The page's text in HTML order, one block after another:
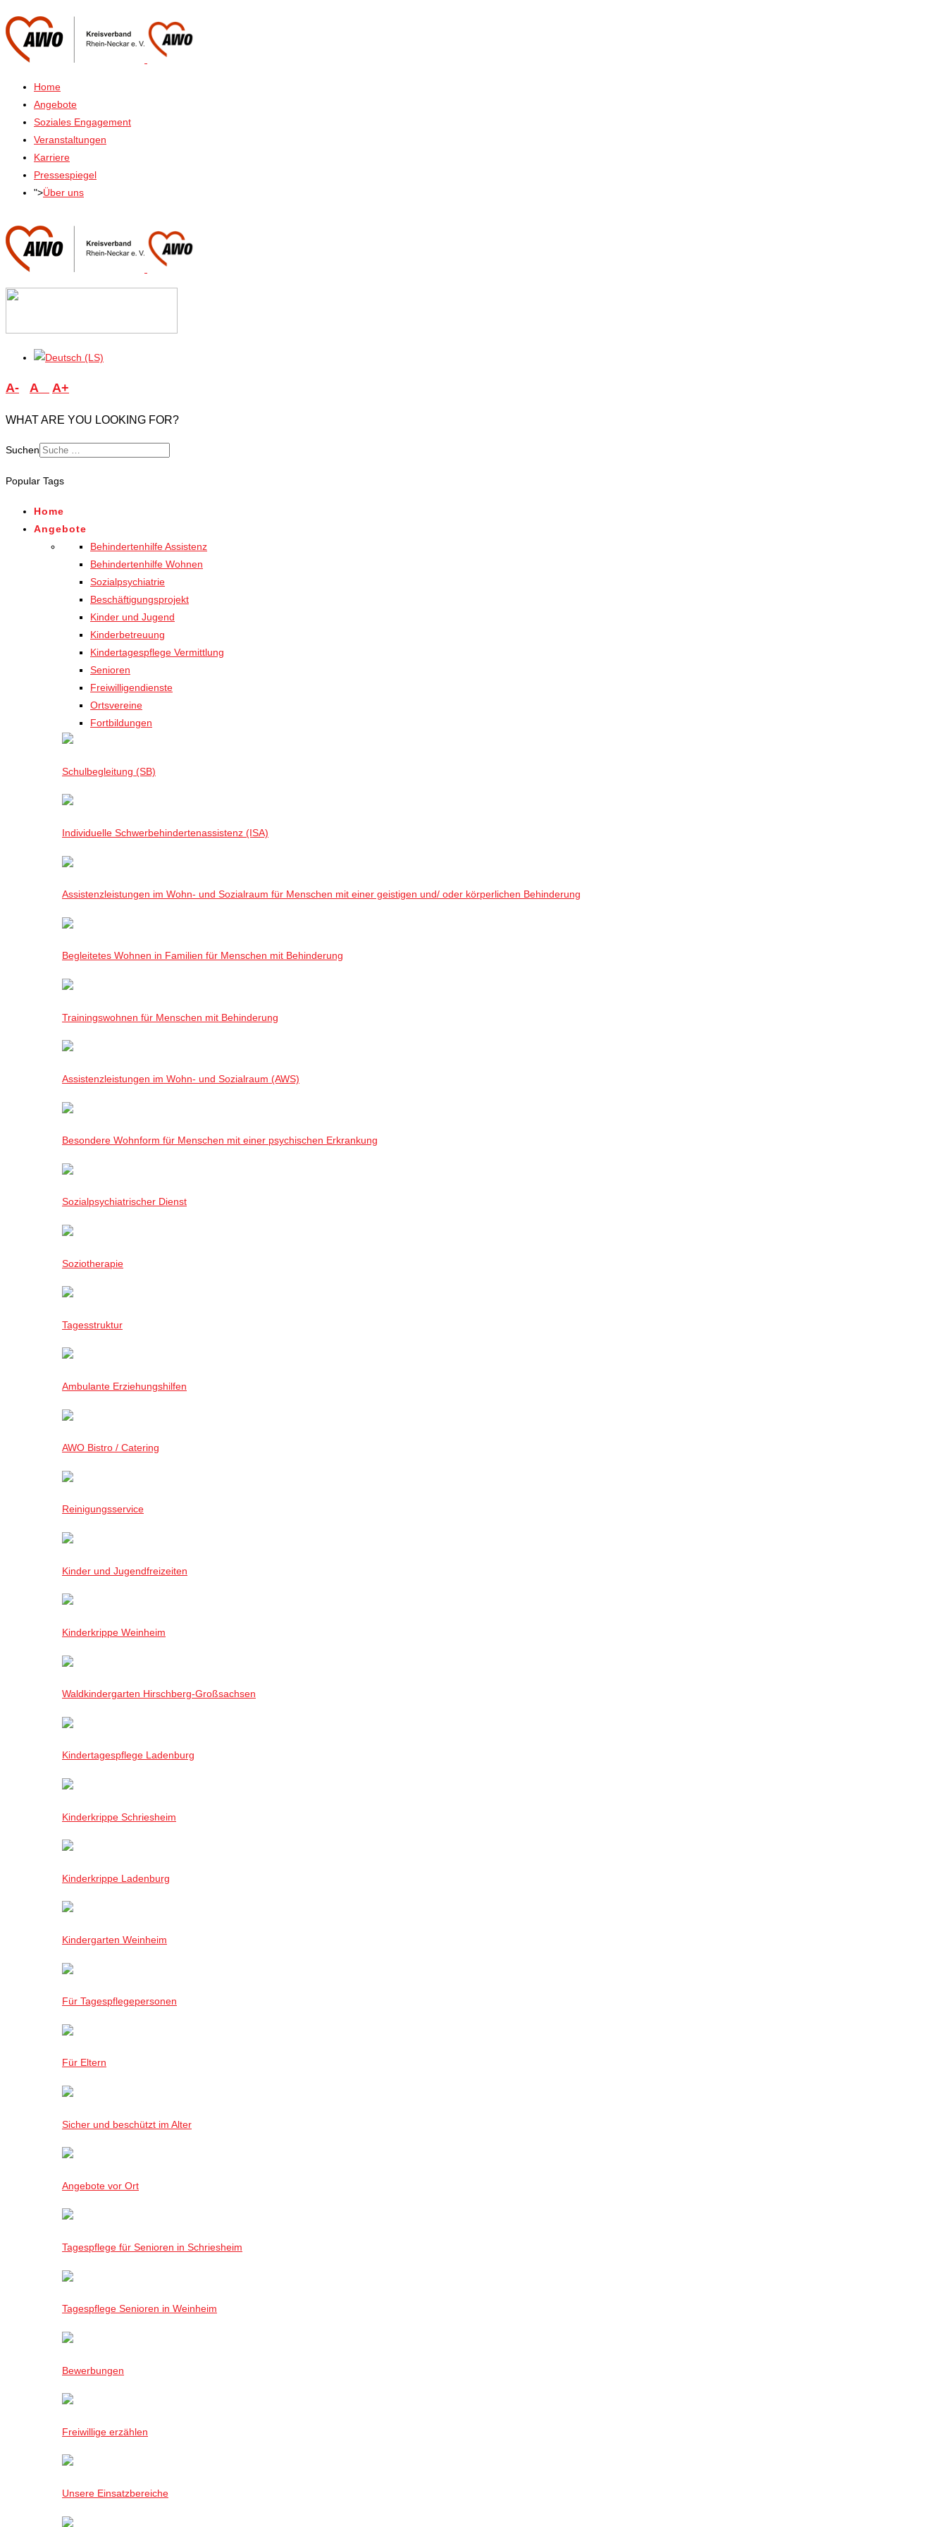
Home
Angebote
Soziales Engagement
Veranstaltungen
Karriere
Pressespiegel
">Über uns
A- A A+
WHAT ARE YOU LOOKING FOR?
Suchen
for results.
Popular Tags
Home
Angebote
Behindertenhilfe Assistenz
Behindertenhilfe Wohnen
Sozialpsychiatrie
Beschäftigungsprojekt
Kinder und Jugend
Kinderbetreuung
Kindertagespflege Vermittlung
Senioren
Freiwilligendienste
Ortsvereine
Fortbildungen
Schulbegleitung (SB)
Individuelle Schwerbehindertenassistenz (ISA)
Assistenzleistungen im Wohn- und Sozialraum für Menschen mit einer geistigen und/ oder körperlichen Behinderung
Begleitetes Wohnen in Familien für Menschen mit Behinderung
Trainingswohnen für Menschen mit Behinderung
Assistenzleistungen im Wohn- und Sozialraum (AWS)
Besondere Wohnform für Menschen mit einer psychischen Erkrankung
Sozialpsychiatrischer Dienst
Soziotherapie
Tagesstruktur
Ambulante Erziehungshilfen
AWO Bistro / Catering
Reinigungsservice
Kinder und Jugendfreizeiten
Kinderkrippe Weinheim
Waldkindergarten Hirschberg-Großsachsen
Kindertagespflege Ladenburg
Kinderkrippe Schriesheim
Kinderkrippe Ladenburg
Kindergarten Weinheim
Für Tagespflegepersonen
Für Eltern
Sicher und beschützt im Alter
Angebote vor Ort
Tagespflege für Senioren in Schriesheim
Tagespflege Senioren in Weinheim
Bewerbungen
Freiwillige erzählen
Unsere Einsatzbereiche